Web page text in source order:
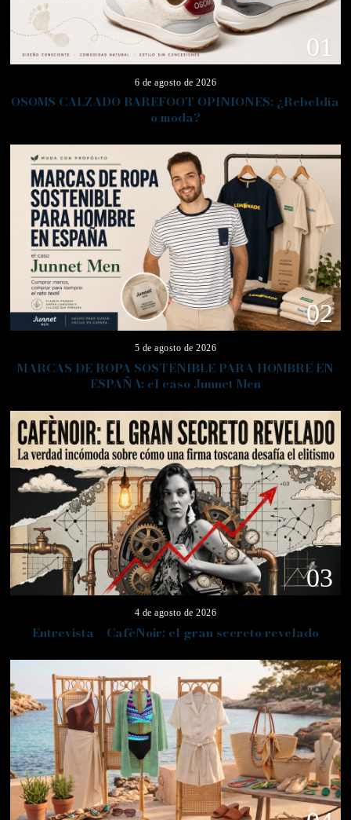
01
6 de agosto de 2026
OSOMS CALZADO BAREFOOT OPINIONES: ¿Rebeldía
o moda?
02
5 de agosto de 2026
MARCAS DE ROPA SOSTENIBLE PARA HOMBRE EN
ESPAÑA: el caso Junnet Men
03
4 de agosto de 2026
Entrevista – CafèNoir: el gran secreto revelado